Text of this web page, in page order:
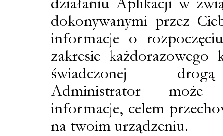
działaniu Aplikacji w
dokonywanymi przez
informacje o
zakresie każdorazowego
świadczonej
Administrator może
informacje, celem
na twoim urządzeniu.